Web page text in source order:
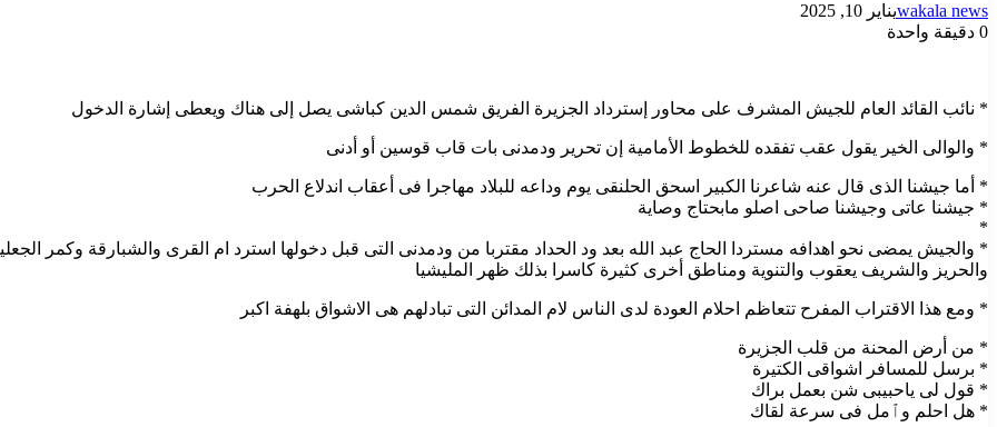
wakala newsيناير 10, 2025
0 دقيقة واحدة
* نائب القائد العام للجيش المشرف على محاور إسترداد الجزيرة الفريق شمس الدين كباشى يصل إلى هناك ويعطى إشارة الدخول
* والوالى الخير يقول عقب تفقده للخطوط الأمامية إن تحرير ودمدنى بات قاب قوسين أو أدنى
* أما جيشنا الذى قال عنه شاعرنا الكبير اسحق الحلنقى يوم وداعه للبلاد مهاجرا فى أعقاب اندلاع الحرب
* جيشنا عاتى وجيشنا صاحى اصلو مابحتاج وصاية
*
* والجيش يمضى نحو اهدافه مستردا الحاج عبد الله بعد ود الحداد مقتربا من ودمدنى التى قبل دخولها استرد ام القرى والشبارقة وكمر
والحريز والشريف يعقوب والتنوية ومناطق أخرى كثيرة كاسرا بذلك ظهر المليشيا
* ومع هذا الاقتراب المفرح تتعاظم احلام العودة لدى الناس لام المدائن التى تبادلهم هى الاشواق بلهفة اكبر
* من أرض المحنة من قلب الجزيرة
* برسل للمسافر اشواقى الكتيرة
* قول لى ياحبيبى شن بعمل براك
* هل احلم وٱمل فى سرعة لقاك